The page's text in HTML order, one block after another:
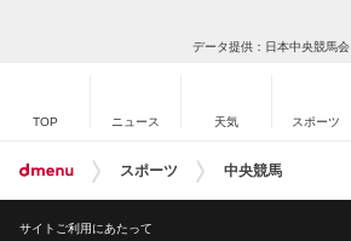
データ提供：日本中央競馬会
TOP ニュース 天気 スポーツ
スポーツ 中央競馬
サイトご利用にあたって